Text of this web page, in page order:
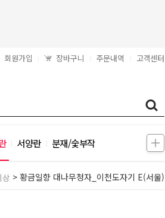
회원가입 장바구니 주문내역 고객센터
서양란 분재/숯부작
> 황금일향 대나무청자_이천도자기 E(서울)